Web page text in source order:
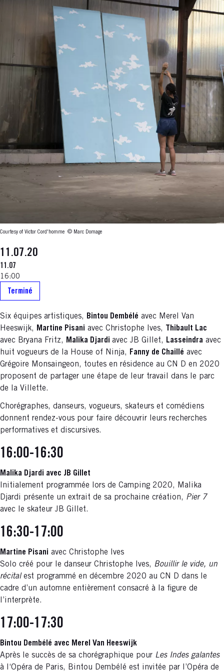
Courtesy of Victor Cord'homme © Marc Domage
11.07.20
11.07
16:00
Terminé
Six équipes artistiques, Bintou Dembélé avec Merel Van
Heeswijk, Martine Pisani avec Christophe Ives,
Thibault Lac
avec Bryana Fritz, Malika Djardi avec JB Gillet, Lasseindra avec
huit vogueurs de la House of Ninja, Fanny de Chaillé avec
Grégoire Monsaingeon, toutes en résidence au CN D en 2020
proposent de partager une étape de leur travail dans le parc
de la Villette.
Chorégraphes, danseurs, vogueurs, skateurs et comédiens
donnent rendez-vous pour faire découvrir leurs recherches
performatives et discursives.
16:00-16:30
Malika Djardi avec JB Gillet
Initialement programmée lors de Camping 2020, Malika
Djardi présente un extrait de sa prochaine création, Pier 7
avec le skateur JB Gillet.
16:30-17:00
Martine Pisani avec Christophe Ives
Solo créé pour le danseur Christophe Ives, Bouillir le vide, un
récitalest programmé en décembre 2020 au CN D dans le
cadre d’un automne entièrement consacré à la figure de
l’interprète.
17:00-17:30
Bintou Dembélé avec Merel Van Heeswijk
Après le succès de sa chorégraphique pour Les Indes galantes
à l‘Opéra de Paris, Bintou Dembélé est invitée par l’Opéra de